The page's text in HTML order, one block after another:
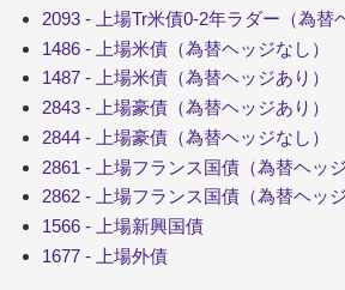
2093 - 上場Tr米債0-2年ラダー（為替
1486 - 上場米債（為替ヘッジなし）
1487 - 上場米債（為替ヘッジあり）
2843 - 上場豪債（為替ヘッジあり）
2844 - 上場豪債（為替ヘッジなし）
2861 - 上場フランス国債（為替ヘッジ
2862 - 上場フランス国債（為替ヘッジ
1566 - 上場新興国債
1677 - 上場外債